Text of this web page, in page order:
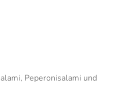
Peperonisalami und